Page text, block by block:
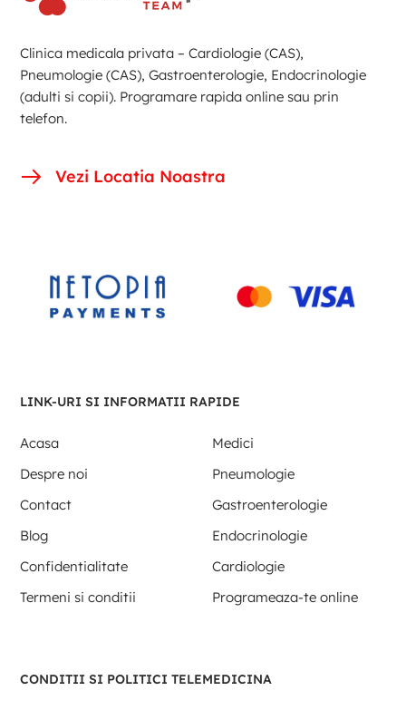
Clinica medicala privata – Cardiologie (CAS),
Pneumologie (CAS), Gastroenterologie, Endocrinologie
(adulti si copii). Programare rapida online sau prin
telefon.
Vezi Locatia Noastra
LINK-URI SI INFORMATII RAPIDE
Acasa
Medici
Despre noi
Pneumologie
Contact
Gastroenterologie
Blog
Endocrinologie
Confidentialitate
Cardiologie
Termeni si conditii
Programeaza-te online
CONDITII SI POLITICI TELEMEDICINA